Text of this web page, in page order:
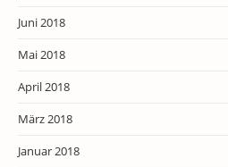
Juni 2018
Mai 2018
April 2018
März 2018
Januar 2018